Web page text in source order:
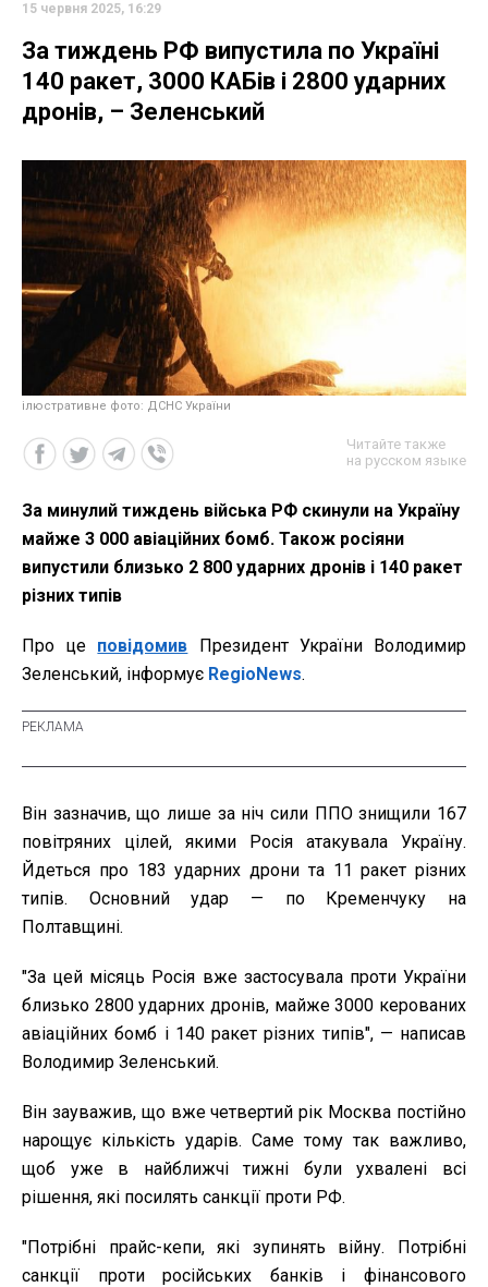
15 червня 2025, 16:29
За тиждень РФ випустила по Україні
140 ракет, 3000 КАБів і 2800 ударних
дронів, – Зеленський
ілюстративне фото: ДСНС України
Читайте также
на русском языке
За минулий тиждень війська РФ скинули на Україну
майже 3 000 авіаційних бомб. Також росіяни
випустили близько 2 800 ударних дронів і 140 ракет
різних типів
Про це повідомив Президент України Володимир
Зеленський, інформує RegioNews.
Він зазначив, що лише за ніч сили ППО знищили 167
повітряних цілей, якими Росія атакувала Україну.
Йдеться про 183 ударних дрони та 11 ракет різних
типів. Основний удар — по Кременчуку на
Полтавщині.
"За цей місяць Росія вже застосувала проти України
близько 2800 ударних дронів, майже 3000 керованих
авіаційних бомб і 140 ракет різних типів", — написав
Володимир Зеленський.
Він зауважив, що вже четвертий рік Москва постійно
нарощує кількість ударів. Саме тому так важливо,
щоб уже в найближчі тижні були ухвалені всі
рішення, які посилять санкції проти РФ.
"Потрібні прайс-кепи, які зупинять війну. Потрібні
санкції проти російських банків і фінансового